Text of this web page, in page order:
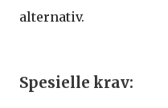
alternativ.
Spesielle krav: